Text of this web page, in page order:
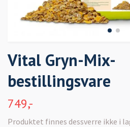
Vital Gryn-Mix-
bestillingsvare
749,-
Produktet finnes dessverre ikke i